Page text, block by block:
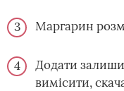
Маргарин
Додати
вимісити,